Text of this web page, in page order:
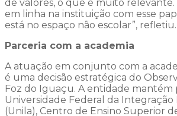
de valores, o que é muito
em linha na instituição com esse
está no espaço não escolar”, refletiu.
Parceria com a academia
A atuação em conjunto com a
é uma decisão estratégica do
Foz do Iguaçu. A entidade mantém
Universidade Federal da Integração
(Unila), Centro de Ensino Superior